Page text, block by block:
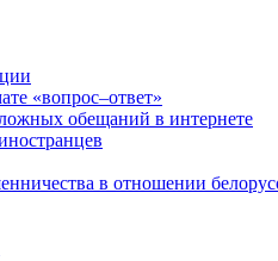
«вопрос–ответ»
обещаний в интернете
в отношении